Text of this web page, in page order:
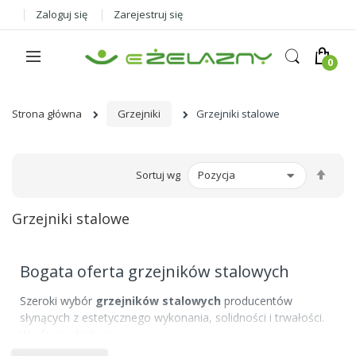
Zaloguj się Zarejestruj się
Strona główna Grzejniki Grzejniki stalowe
Grzejniki stalowe
Bogata oferta grzejników stalowych
Szeroki wybór grzejników stalowych producentów
słynących z estetycznego wykonania, solidności i trwałości.
Sortuj wg